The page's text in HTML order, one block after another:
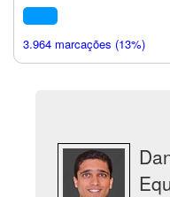
3.964 marcações (13%)